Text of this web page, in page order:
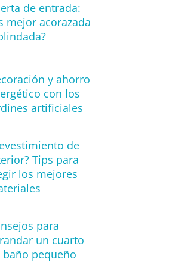
de entrada:
mejor acorazada
y ahorro
con los
artificiales
de
Tips para
los mejores
para
un cuarto
baño pequeño